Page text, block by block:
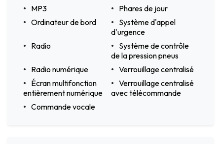
MP3
Phares de jour
Ordinateur de bord
Système d'appel
d'urgence
Radio
Système de contrôle
de la pression pneus
Radio numérique
Verrouillage centralisé
Écran multifonction
entièrement numérique
Verrouillage centralisé
avec télécommande
Commande vocale